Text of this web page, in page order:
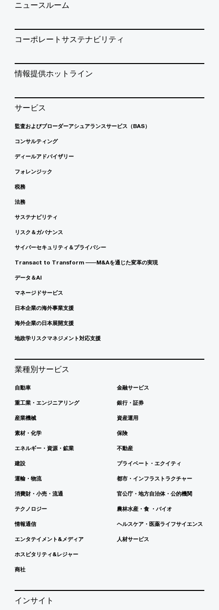
ニュースルーム
コーポレートサステナビリティ
情報提供ホットライン
サービス
監査およびブローダーアシュアランスサービス（BAS）
コンサルティング
ディールアドバイザリー
フォレンジック
税務
法務
サステナビリティ
リスク＆ガバナンス
サイバーセキュリティ＆プライバシー
Transact to Transform ――M&Aを通じた変革の実現
データ＆AI
マネージドサービス
日本企業の海外事業支援
海外企業の日本展開支援
地政学リスクマネジメント対応支援
業種別サービス
自動車
重工業・エンジニアリング
産業機械
素材・化学
エネルギー・資源・鉱業
建設
運輸・物流
消費財・小売・流通
テクノロジー
情報通信
エンタテイメント&メディア
ホスピタリティ&レジャー
商社
金融サービス
銀行・証券
資産運用
保険
不動産
プライベート・エクイティ
都市・インフラストラクチャー
官公庁・地方自治体・公的機関
農林水産・食 ・バイオ
ヘルスケア・医薬ライフサイエンス
人材サービス
インサイト